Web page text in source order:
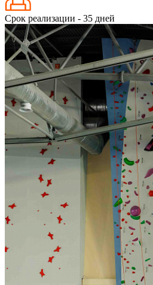
Срок реализации - 35 дней